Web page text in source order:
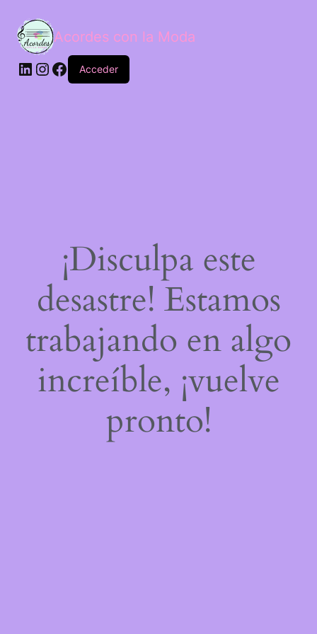
Acordes con la Moda
Acceder
¡Disculpa este
desastre! Estamos
trabajando en algo
increíble, ¡vuelve
pronto!